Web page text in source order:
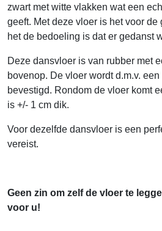
zwart met witte vlakken wat een
geeft. Met deze vloer is het voor
het de bedoeling is dat er gedanst
Deze dansvloer is van rubber met
bovenop. De vloer wordt d.m.v.
bevestigd. Rondom de vloer komt
is +/- 1 cm dik.
Voor dezelfde dansvloer is een
vereist.
Geen zin om zelf de vloer te
voor u!